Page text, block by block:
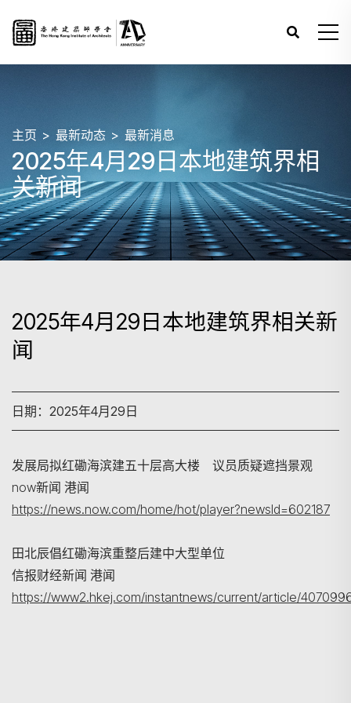
搜寻
主页 最新动态 最新消息
2025年4月29日本地建筑界相
关新闻
2025年4月29日本地建筑界相关新
闻
日期：2025年4月29日
发展局拟红磡海滨建五十层高大楼 议员质疑遮挡景观
now新闻 港闻
https://news.now.com/home/hot/player?newsId=602187
田北辰倡红磡海滨重整后建中大型单位
信报财经新闻 港闻
https://www2.hkej.com/instantnews/current/article/4070996/